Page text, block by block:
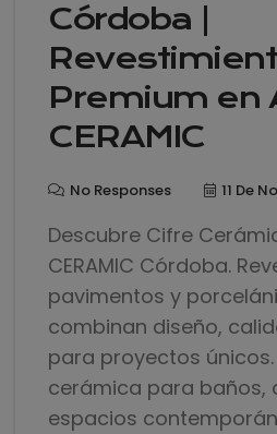
Córdoba |
Premium en
CERAMIC
No Responses 11 De
Descubre Cifre
CERAMIC Córdoba.
pavimentos y
combinan diseño,
para proyectos
cerámica para baños,
espacios